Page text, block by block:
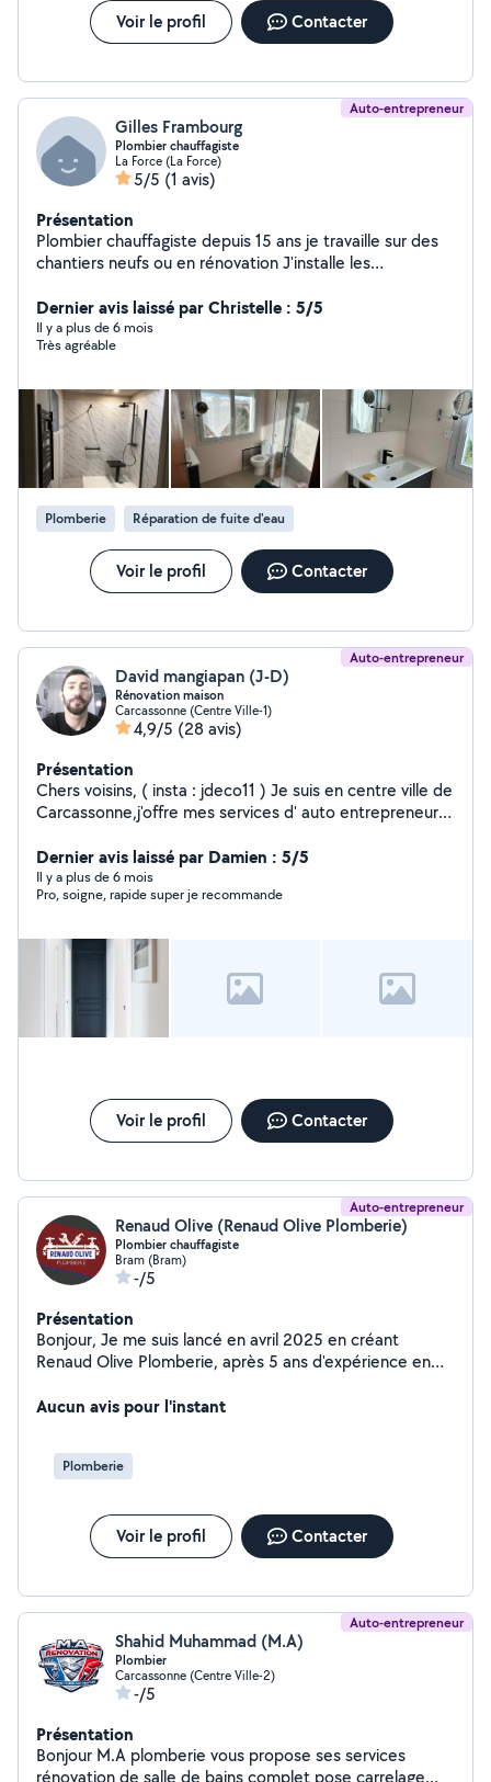
Voir le profil Contacter
Auto-entrepreneur
Gilles Frambourg
Plombier chauffagiste
La Force (La Force)
5/5 (1 avis)
Présentation
Plombier chauffagiste depuis 15 ans je travaille sur des
chantiers neufs ou en rénovation J'installe les
pour petits et gros travaux ainsi que les dépannages. Je
possède une assurance décennale et je parle anglais !
Dernier avis laissé par Christelle : 5/5
Il y a plus de 6 mois
Très agréable
Plomberie Réparation de fuite d'eau
Voir le profil Contacter
Auto-entrepreneur
David mangiapan (J-D)
Rénovation maison
Carcassonne (Centre Ville-1)
4,9/5 (28 avis)
Présentation
Chers voisins, ( insta : jdeco11 ) Je suis en centre ville de
Carcassonne,j'offre mes services d' auto entrepreneur
toile de verre parquet enduit faience carrelage pose
cuisine etc....j ai un book de mes prestations sur
demande...je travaille soigneusement...
Dernier avis laissé par Damien : 5/5
Il y a plus de 6 mois
Pro, soigne, rapide super je recommande
Voir le profil Contacter
Auto-entrepreneur
Renaud Olive (Renaud Olive Plomberie)
Plombier chauffagiste
Bram (Bram)
-/5
Présentation
Bonjour, Je me suis lancé en avril 2025 en créant
Renaud Olive Plomberie, après 5 ans d'expérience en
années sur le terrain, j'ai acquis un solide savoir-faire que
propose tous types de travaux de plomberie et
chauffagiste : installation de sanitaires, rénovation de
remplacement de chauffe-eau, dépannage chaudière,
Je suis réactif, soigneux, à l'écoute de mes clients et
toujours soucieux de la qualité du travail rendu.
Aucun avis pour l'instant
Plomberie
Voir le profil Contacter
Auto-entrepreneur
Shahid Muhammad (M.A)
Plombier
Carcassonne (Centre Ville-2)
-/5
Présentation
Bonjour M.A plomberie vous propose ses services
rénovation de salle de bains complet pose carrelage